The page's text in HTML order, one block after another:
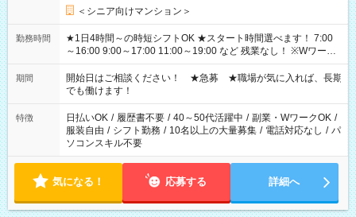
＜シニア向けマンション＞
勤務時間
★1日4時間～の時短シフトOK ★スタート時間選べます！ 7:00
～16:00 9:00～17:00 11:00～19:00 など 残業なし！ ※Wワーク
の場合、他のお仕事と合わせ週40時間超の就業はご案内できま
せん ※法令に基づき、週20時間以上勤務は社会保険への加入対
象となります ※労働者派遣法（日雇い派遣の原則禁止）によ
り、短時間・短期間の就業はご案内が難しい場合があります
期間
開始日はご相談ください！ ★急募 ★職場が気に入れば、長期
でも働けます！
特徴 日払いOK / 履歴書不要 / 40～50代活躍中 / 副業・WワークOK /
服装自由 / シフト勤務 / 10名以上の大量募集 / 電話対応なし / パ
ソコンスキル不要
気になる！ 応募する 詳細へ